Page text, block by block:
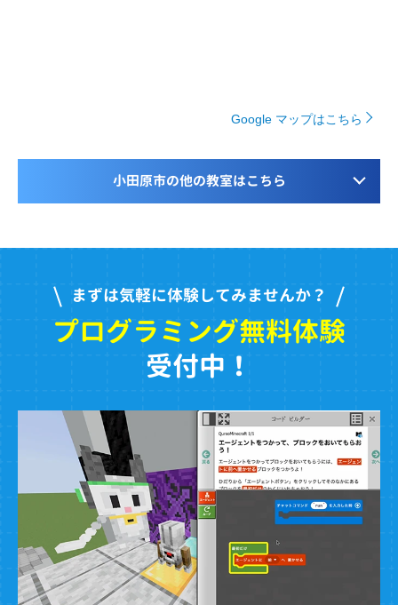
Google マップはこちら
小田原市の他の教室はこちら
まずは気軽に体験してみませんか？
プログラミング無料体験
受付中！